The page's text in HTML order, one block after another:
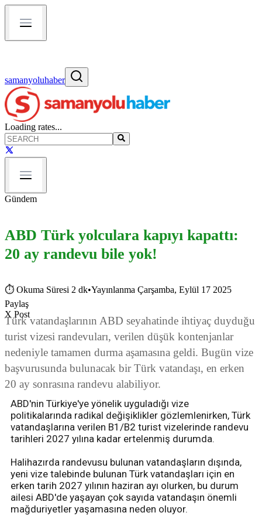
samanyoluhaber
Loading rates...
Gündem
ABD Türk yolculara kapıyı kapattı:
20 ay randevu bile yok!
⏱ Okuma Süresi 2 dk•Yayınlanma Çarşamba, Eylül 17 2025
Paylaş
X Post
Türk vatandaşlarının ABD seyahatinde ihtiyaç duyduğu
turist vizesi randevuları, verilen düşük kontenjanlar
nedeniyle tamamen durma aşamasına geldi. Bugün vize
başvurusunda bulunacak bir Türk vatandaşı, en erken
20 ay sonrasına randevu alabiliyor.
ABD'nin Türkiye'ye yönelik uyguladığı vize
politikalarında radikal değişiklikler gözlemlenirken, Türk
vatandaşlarına verilen B1/B2 turist vizelerinde randevu
tarihleri 2027 yılına kadar ertelenmiş durumda.
Halihazırda randevusu bulunan vatandaşların dışında,
yeni vize talebinde bulunan Türk vatandaşları için en
erken tarih 2027 yılının haziran ayı olurken, bu durum
ailesi ABD'de yaşayan çok sayıda vatandaşın önemli
mağduriyetler yaşamasına neden oluyor.